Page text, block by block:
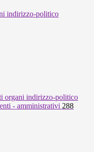
indirizzo-politico
organi indirizzo-politico
- amministrativi 288